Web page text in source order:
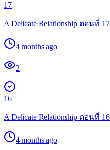
17
A Delicate Relationship ตอนที่ 17
4 months ago
2
16
A Delicate Relationship ตอนที่ 16
4 months ago